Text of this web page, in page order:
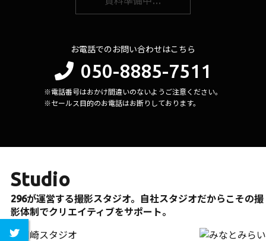
お電話でのお問い合わせはこちら
050-8885-7511
※電話番号はおかけ間違いのないようご注意ください。
※セールス目的のお電話はお断りしております。
Studio
296が運営する撮影スタジオ。自社スタジオだからこその撮
影体制でクリエイティブをサポート。